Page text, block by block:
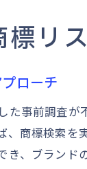
リ
ローチ
た事前調査
、商標検索
、ブランド